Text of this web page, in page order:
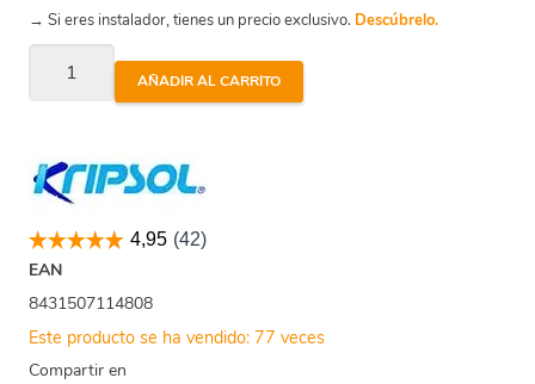
→ Si eres instalador, tienes un precio exclusivo. Descúbrelo.
Válvula
Selectora
Junta
Estrella
1
1/2
Kripsol
cantidad
AÑADIR AL CARRITO
EAN
8431507114808
Este producto se ha vendido: 77 veces
Compartir en